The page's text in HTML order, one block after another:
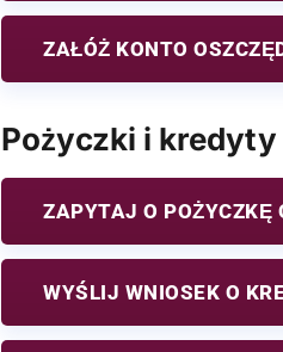
ZAŁÓŻ KONTO
Pożyczki i kredyty
ZAPYTAJ O POŻYCZKĘ
WYŚLIJ WNIOSEK O